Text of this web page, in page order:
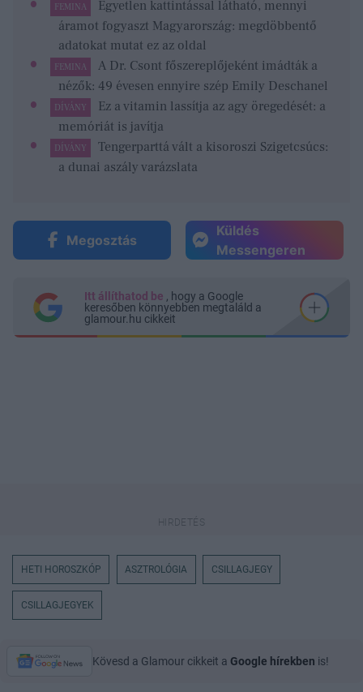
FEMINA
Egyetlen kattintással látható, mennyi
áramot fogyaszt Magyarország: megdöbbentő
adatokat mutat ez az oldal
FEMINA
A Dr. Csont főszereplőjeként imádták a
nézők: 49 évesen ennyire szép Emily Deschanel
DÍVÁNY
Ez a vitamin lassítja az agy öregedését: a
memóriát is javítja
DÍVÁNY
Tengerparttá vált a kisoroszi Szigetcsúcs:
a dunai aszály varázslata
Megosztás
Küldés
Messengeren
Itt állíthatod be , hogy a Google
keresőben könnyebben megtaláld a
glamour.hu cikkeit
HETI HOROSZKÓP ASZTROLÓGIA CSILLAGJEGY
CSILLAGJEGYEK
Kövesd a Glamour cikkeit a Google hírekben is!